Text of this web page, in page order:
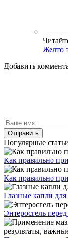
Желто
Добавить
Популярные статьи
Как правильно
Как правильно
Глазные капли
Энтеросгель